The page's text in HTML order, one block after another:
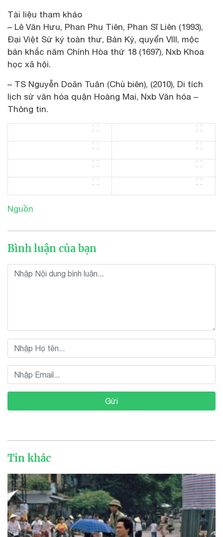
Tài liệu tham khảo
– Lê Văn Hưu, Phan Phu Tiên, Phan Sĩ Liên (1993),
Đại Việt Sử ký toàn thư, Bản Kỷ, quyển VIII, mộc
bản khắc năm Chính Hòa thứ 18 (1697), Nxb Khoa
học xã hội.
– TS Nguyễn Doãn Tuân (Chủ biên), (2010), Di tích
lịch sử văn hóa quận Hoàng Mai, Nxb Văn hóa –
Thông tin.
Nguồn
Bình luận của bạn
Gửi
Tin khác